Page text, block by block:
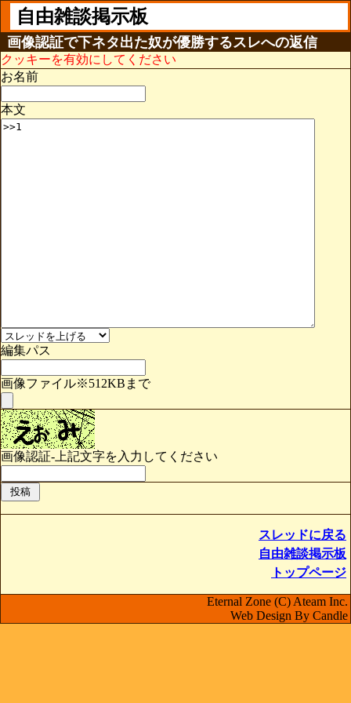
自由雑談掲示板
画像認証で下ネタ出た奴が優勝するスレへの返信
クッキーを有効にしてください
お名前
本文
編集パス
画像ファイル※512KBまで
画像認証-上記文字を入力してください
スレッドに戻る
自由雑談掲示板
トップページ
Eternal Zone (C) Ateam Inc.
Web Design By Candle